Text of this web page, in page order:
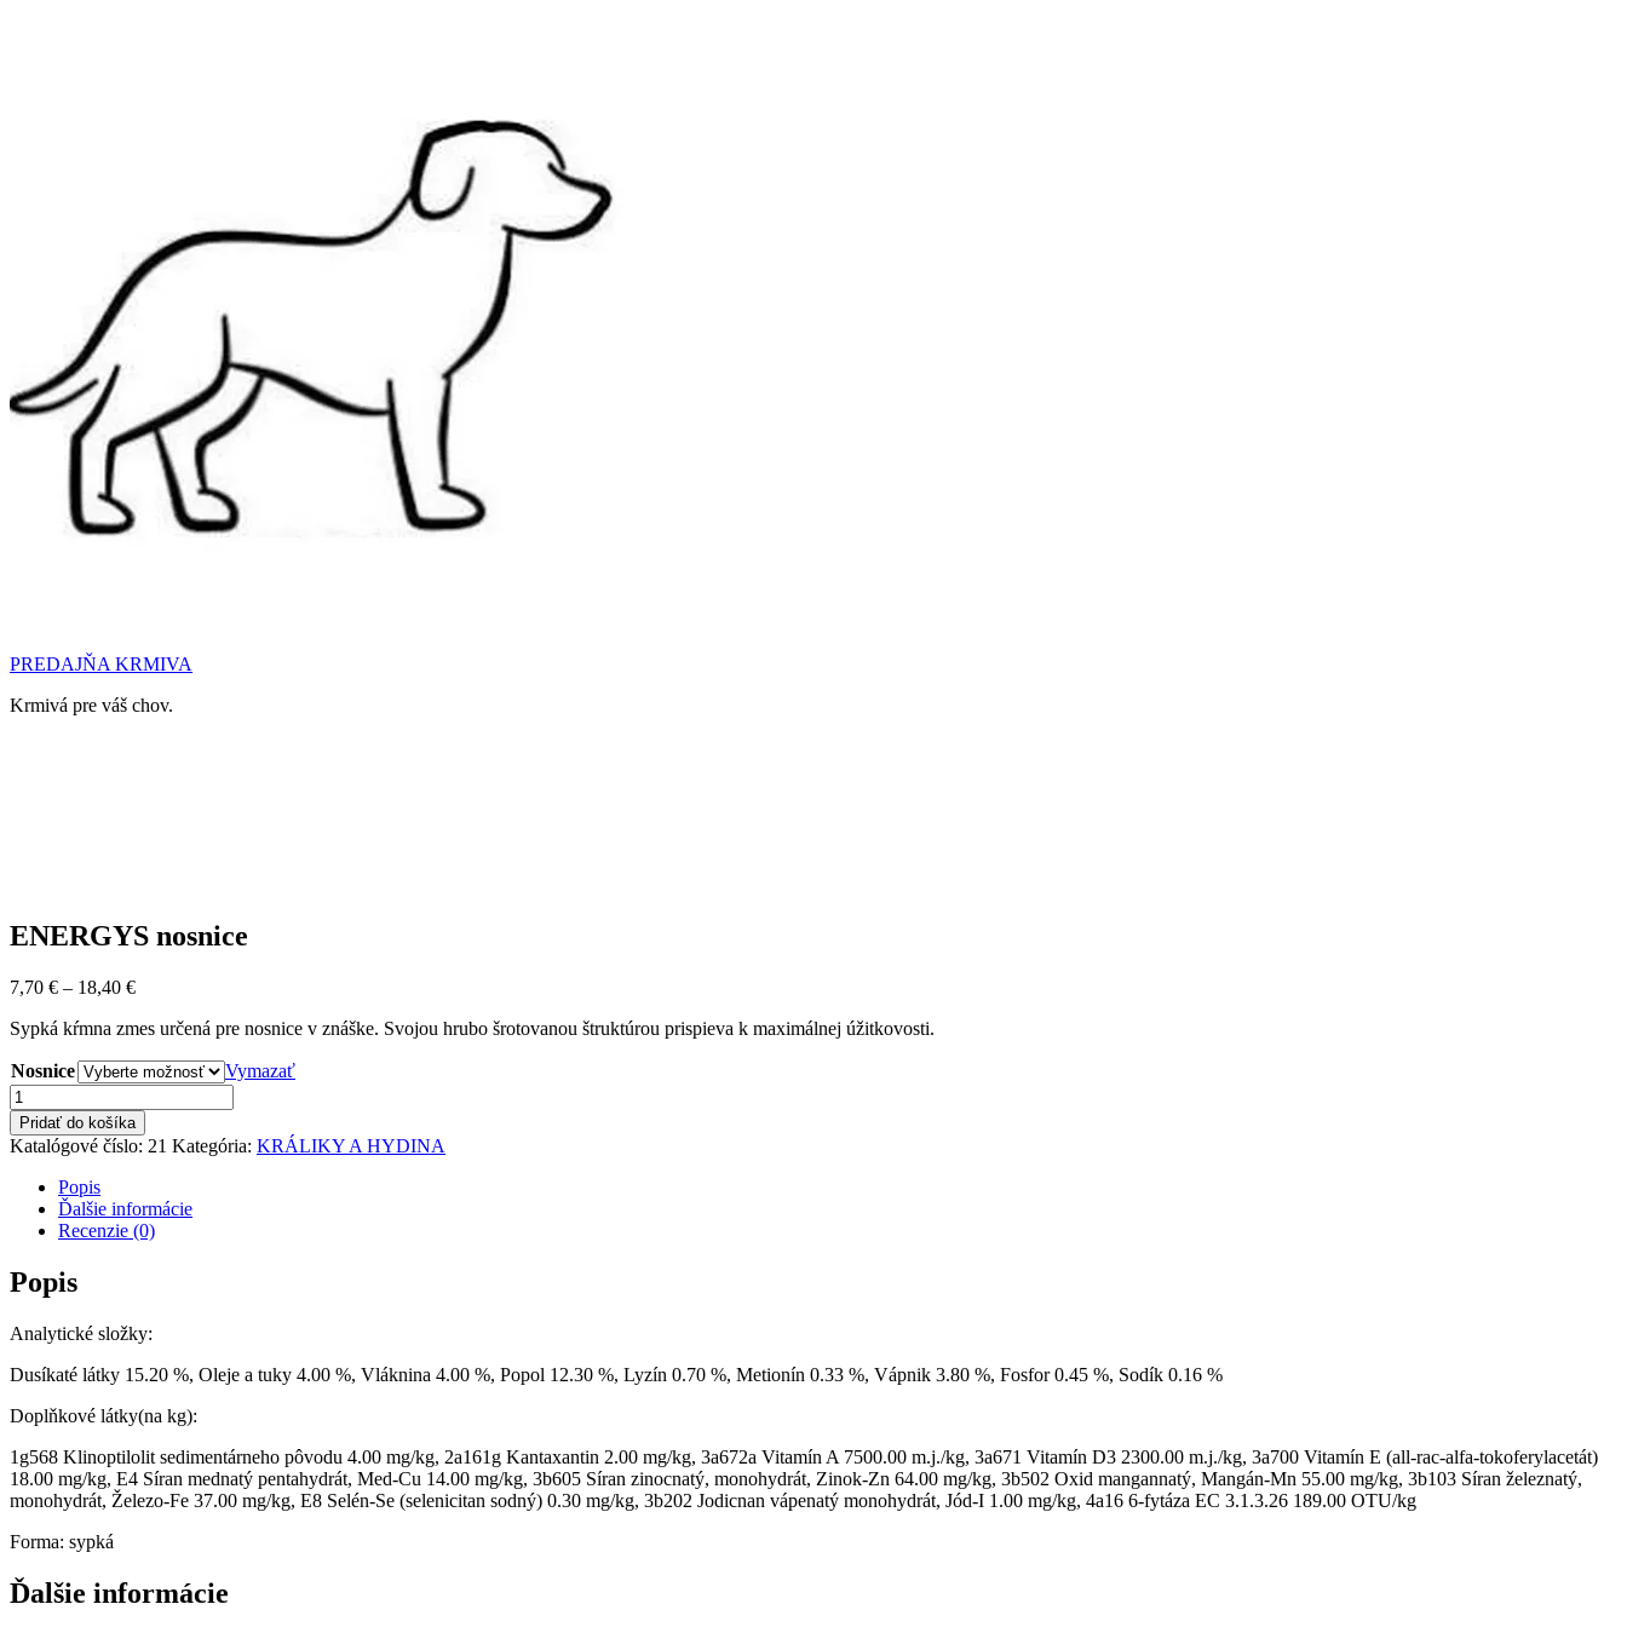
PREDAJŇA KRMIVA
Krmivá pre váš chov.
ENERGYS nosnice
7,70 € – 18,40 €Price
7,70 €
18,40 €
Sypká kŕmna zmes určená pre nosnice v znáške. Svojou hrubo šrotovanou štruktúrou prispieva k maximálnej úžitkovosti.
Nosnice
Vymazať
množstvo
ENERGYS
nosnice
Pridať do košíka
Katalógové číslo: 21 Kategória: KRÁLIKY A HYDINA
Popis
Ďalšie informácie
Recenzie (0)
Popis
Analytické složky:
Dusíkaté látky 15.20 %, Oleje a tuky 4.00 %, Vláknina 4.00 %, Popol 12.30 %, Lyzín 0.70 %, Metionín 0.33 %, Vápnik 3.80 %, Fosfor 0.45 %, Sodík 0.16 %
Doplňkové látky(na kg):
1g568 Klinoptilolit sedimentárneho pôvodu 4.00 mg/kg, 2a161g Kantaxantin 2.00 mg/kg, 3a672a Vitamín A 7500.00 m.j./kg, 3a671 Vitamín D3 2300.00 m.j./kg, 3a700 Vitamín E (all-rac-alfa-tokoferylacetát)
18.00 mg/kg, E4 Síran mednatý pentahydrát, Med-Cu 14.00 mg/kg, 3b605 Síran zinocnatý, monohydrát, Zinok-Zn 64.00 mg/kg, 3b502 Oxid mangannatý, Mangán-Mn 55.00 mg/kg, 3b103 Síran železnatý,
monohydrát, Železo-Fe 37.00 mg/kg, E8 Selén-Se (selenicitan sodný) 0.30 mg/kg, 3b202 Jodicnan vápenatý monohydrát, Jód-I 1.00 mg/kg, 4a16 6-fytáza EC 3.1.3.26 189.00 OTU/kg
Forma: sypká
Ďalšie informácie